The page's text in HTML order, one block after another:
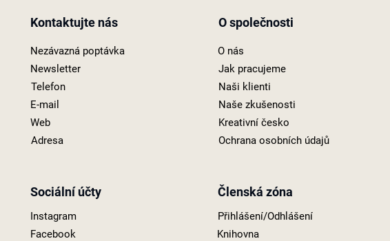
Kontaktujte nás
Nezávazná poptávka
Newsletter
Telefon
E-mail
Web
Adresa
O společnosti
O nás
Jak pracujeme
Naši klienti
Naše zkušenosti
Kreativní česko
Ochrana osobních údajů
Sociální účty
Instagram
Facebook
Členská zóna
Přihlášení/Odhlášení
Knihovna